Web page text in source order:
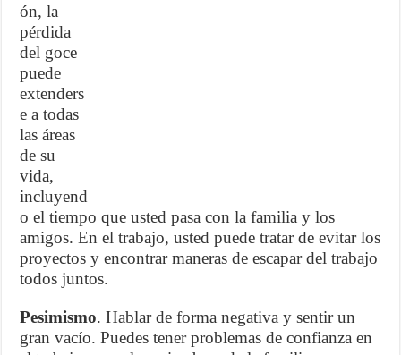
ón, la
pérdida
del goce
puede
extenders
e a todas
las áreas
de su
vida,
incluyend
o el tiempo que usted pasa con la familia y los
amigos. En el trabajo, usted puede tratar de evitar los
proyectos y encontrar maneras de escapar del trabajo
todos juntos.
Pesimismo. Hablar de forma negativa y sentir un
gran vacío. Puedes tener problemas de confianza en